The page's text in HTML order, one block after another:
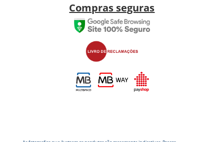
Compras seguras